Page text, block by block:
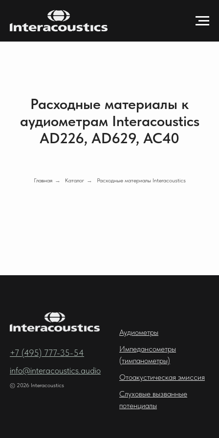
Расходные материалы к
аудиометрам Interacoustics
AD226, AD629, AC40
Главная → Каталог → Расходные материалы Interacoustics
+7 (495) 777-35-54
info@interacoustics.audio
© 2026 Interacoustics
Аудиометры
Импедансометры
(тимпанометры)
Отоакустическая эмиссия
Cлуховые вызванные
потенциалы